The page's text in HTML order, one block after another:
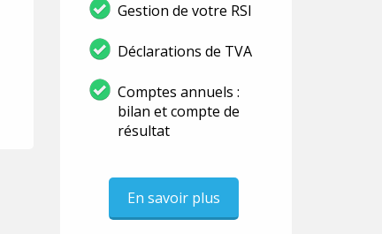
Gestion de votre RSI
Déclarations de TVA
Comptes annuels :
bilan et compte de
résultat
En savoir plus